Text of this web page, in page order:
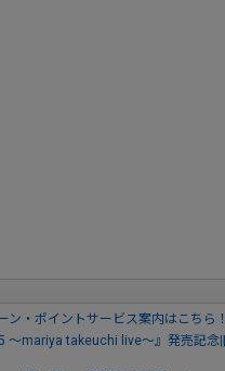
ン・ポイントサービス案内はこちら
～mariya takeuchi live～』発売記